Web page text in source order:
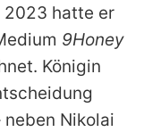
2023 hatte er
9Honey
Königin
Nikolai